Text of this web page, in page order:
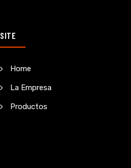
SITE
Home
La Empresa
Productos